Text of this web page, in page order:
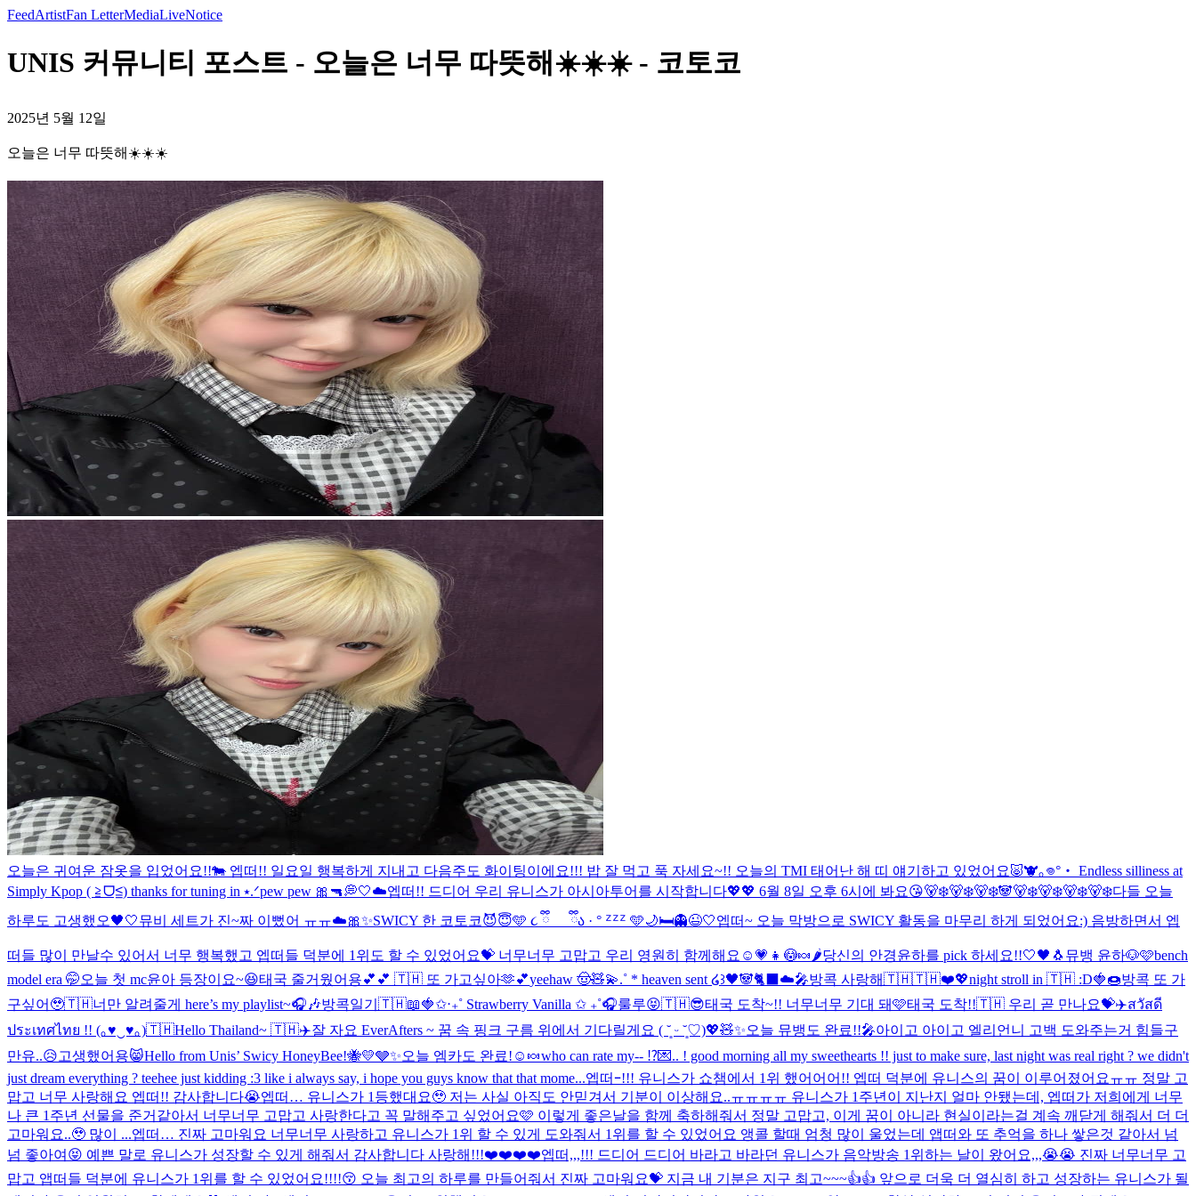
FeedArtistFan LetterMediaLiveNotice
UNIS 커뮤니티 포스트 - 오늘은 너무 따뜻해☀️☀️☀️ - 코토코
2025년 5월 12일
오늘은 너무 따뜻해☀️☀️☀️
오늘은 귀여운 잠옷을 입었어요!!🐄 엡떠!! 일요일 행복하게 지내고 다음주도 화이팅이에요!!! 밥 잘 먹고 푹 자세요~!! 오늘의 TMI 태어난 해 띠 얘기하고 있었어요🐷🐮｡𖦹°‧ Endless silliness at
Simply Kpop ( ≧ᗜ≦) thanks for tuning in ⭑.ᐟpew pew 🎀🔫💭🤍☁️엡떠!! 드디어 우리 유니스가 아시아투어를 시작합니다💖💖 6월 8일 오후 6시에 봐요😘🐻‍❄️🐻‍❄️🐻‍❄️🐼🐻‍❄️🐻‍❄️🐻‍❄️🐻‍❄️다들 오늘
하루도 고생했오🖤🤍뮤비 세트가 진~짜 이뻤어 ㅠㅠ☁️🎀✨SWICY 한 코토코😈😇🩵 ૮ ྀི_ _ ྀིა · ° ᙆᙆᙆ 🩵🌙🛏️👻😉🤍엡떠~ 오늘 막방으로 SWICY 활동을 마무리 하게 되었어요:) 음방하면서 엡
떠들 많이 만날수 있어서 너무 행복했고 엡떠들 덕분에 1위도 할 수 있었어요💝 너무너무 고맙고 우리 영원히 함께해요☺️💗 👧😳🍬🌶️당신의 안경윤하를 pick 하세요!!🤍🖤🐧 뮤뱅 윤하🐶🩷bench
model era 🤭오늘 첫 mc윤아 등장이요~😆태국 줄거웠어용💕💕 🇹🇭 또 가고싶아🫶💕yeehaw 🤠🧸💫.˚ * heaven sent ໒꒱🖤🐼🐈‍⬛☁️🎤방콕 사랑해🇹🇭🇹🇭❤️💖night stroll in 🇹🇭 :D🍓🍩방콕 또 가
구싶어🥹🇹🇭너만 알려줄게 here’s my playlist~🎧🎶방콕일기🇹🇭📖🍓✩‧₊˚ Strawberry Vanilla ✩ ₊˚🎧룰루😝🇹🇭😎태국 도착~!! 너무너무 기대 돼🩷태국 도착!!🇹🇭 우리 곧 만나요💝✈️สวัสดี
ประเทศไทย !! (｡♥‿♥｡)🇹🇭Hello Thailand~ 🇹🇭✈️잘 자요 EverAfters ~ 꿈 속 핑크 구름 위에서 기다릴게요 ( ˘͈ ᵕ ˘͈♡)💖🧸✨오늘 뮤뱅도 완료!!🎤아이고 아이고 엘리언니 고백 도와주는거 힘들구
만유..😥고생했어용😸Hello from Unis’ Swicy HoneyBee!🐝💛🩶✨오늘 엠카도 완료!☺️🍬who can rate my-- ⁉️💌.. ! good morning all my sweethearts !! just to make sure, last night was real right ? we didn't
just dream everything ? teehee just kidding :3 like i always say, i hope you guys know that that mome...엡떠ｰ!!! 유니스가 쇼챔에서 1위 했어어어!! 엡떠 덕분에 유니스의 꿈이 이루어졌어요ㅠㅠ 정말 고
맙고 너무 사랑해요 엡떠!! 감사합니다😭엡떠… 유니스가 1등했대요🥹 저는 사실 아직도 안믿겨서 기분이 이상해요..ㅠㅠㅠㅠ 유니스가 1주년이 지난지 얼마 안됐는데, 엡떠가 저희에게 너무
나 큰 1주년 선물을 준거같아서 너무너무 고맙고 사랑한다고 꼭 말해주고 싶었어요🩷 이렇게 좋은날을 함께 축하해줘서 정말 고맙고, 이게 꿈이 아니라 현실이라는걸 계속 깨닫게 해줘서 더 더
고마워요..🥹 많이 ...엡떠… 진짜 고마워요 너무너무 사랑하고 유니스가 1위 할 수 있게 도와줘서 1위를 할 수 있었어요 앵콜 할때 엄청 많이 울었는데 앱떠와 또 추억을 하나 쌓은것 같아서 넘
넘 좋아여😝 예쁜 말로 유니스가 성장할 수 있게 해줘서 감사합니다 사랑해!!!❤️❤️❤️❤️엡떠,,,!!! 드디어 드디어 바라고 바라던 유니스가 음악방송 1위하는 날이 왔어요,,,😭😭 진짜 너무너무 고
맙고 앱떠들 덕분에 유니스가 1위를 할 수 있었어요!!!!😚 오늘 최고의 하루를 만들어줘서 진짜 고마워요💝 지금 내 기분은 지구 최고~~~👍👍 앞으로 더욱 더 열심히 하고 성장하는 유니스가 될